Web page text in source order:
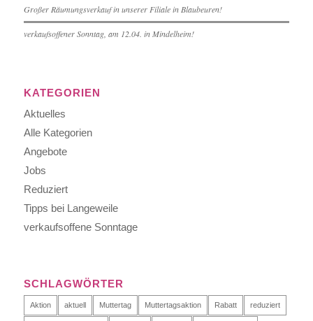
Großer Räumungsverkauf in unserer Filiale in Blaubeuren!
verkaufsoffener Sonntag, am 12.04. in Mindelheim!
KATEGORIEN
Aktuelles
Alle Kategorien
Angebote
Jobs
Reduziert
Tipps bei Langeweile
verkaufsoffene Sonntage
SCHLAGWÖRTER
Aktion aktuell Muttertag Muttertagsaktion Rabatt reduziert